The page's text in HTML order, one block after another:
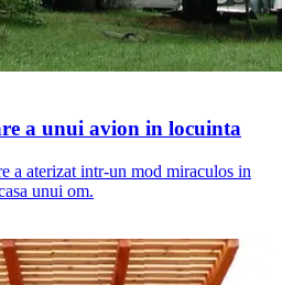
a unui avion in locuinta
a aterizat intr-un mod miraculos in
unui om.